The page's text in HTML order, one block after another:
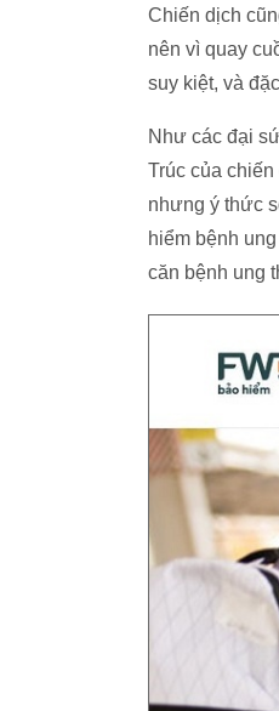
Chiến dịch
nên vì quay
suy kiệt, và
Như các đại
Trúc của
nhưng ý thức
hiểm bệnh
căn bệnh ung